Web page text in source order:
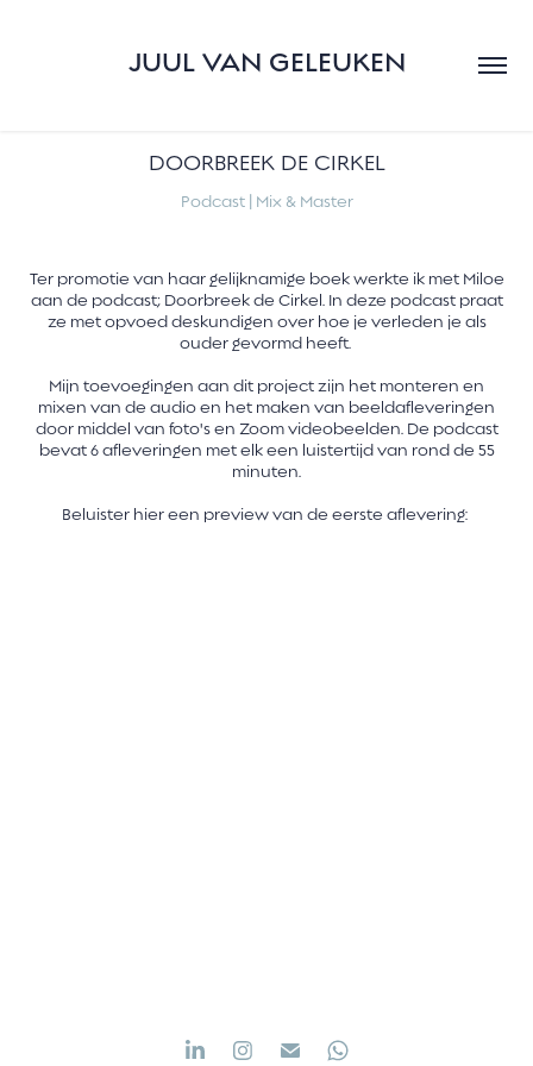
JUUL VAN GELEUKEN
DOORBREEK DE CIRKEL
Podcast | Mix & Master
Ter promotie van haar gelijknamige boek werkte ik met Miloe
aan de podcast; Doorbreek de Cirkel. In deze podcast praat
ze met opvoed deskundigen over hoe je verleden je als
ouder gevormd heeft.
Mijn toevoegingen aan dit project zijn het monteren en
mixen van de audio en het maken van beeldafleveringen
door middel van foto's en Zoom videobeelden. De podcast
bevat 6 afleveringen met elk een luistertijd van rond de 55
minuten.
Beluister hier een preview van de eerste aflevering: